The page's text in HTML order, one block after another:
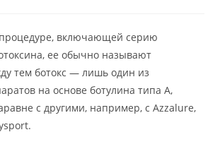
процедуре, включающей серию
ее обычно называют
тем ботокс — лишь один из
на основе ботулина типа А,
с другими, например, с Azzalure,